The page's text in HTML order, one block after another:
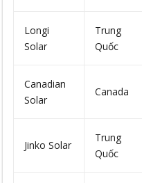
Longi
Solar
Trung
Quốc
Canadian
Solar
Canada
Jinko Solar
Trung
Quốc